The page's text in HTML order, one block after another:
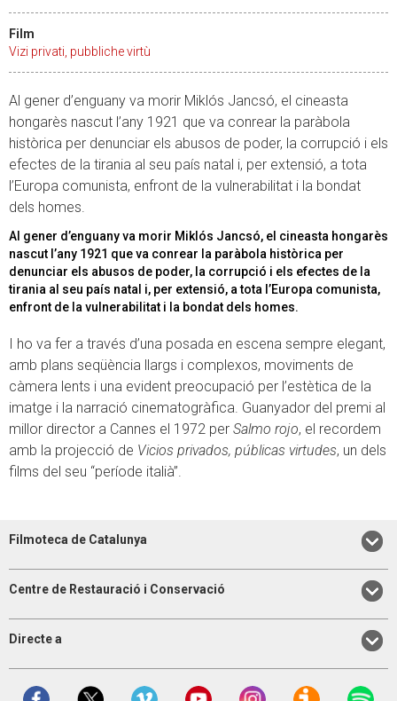
Film
Vizi privati, pubbliche virtù
Al gener d’enguany va morir Miklós Jancsó, el cineasta
hongarès nascut l’any 1921 que va conrear la paràbola
històrica per denunciar els abusos de poder, la corrupció i els
efectes de la tirania al seu país natal i, per extensió, a tota
l’Europa comunista, enfront de la vulnerabilitat i la bondat
dels homes.
Al gener d’enguany va morir Miklós Jancsó, el cineasta hongarès
nascut l’any 1921 que va conrear la paràbola històrica per
denunciar els abusos de poder, la corrupció i els efectes de la
tirania al seu país natal i, per extensió, a tota l’Europa comunista,
enfront de la vulnerabilitat i la bondat dels homes.
I ho va fer a través d’una posada en escena sempre elegant,
amb plans seqüència llargs i complexos, moviments de
càmera lents i una evident preocupació per l’estètica de la
imatge i la narració cinematogràfica. Guanyador del premi al
millor director a Cannes el 1972 per Salmo rojo, el recordem
amb la projecció de Vicios privados, públicas virtudes, un dels
films del seu “període italià”.
Filmoteca de Catalunya
Centre de Restauració i Conservació
Directe a